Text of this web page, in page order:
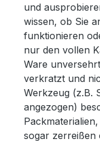
und
wissen, ob Sie
funktionieren
nur den vollen
Ware
verkratzt und
Werkzeug (z.B.
angezogen)
sogar zerreißen